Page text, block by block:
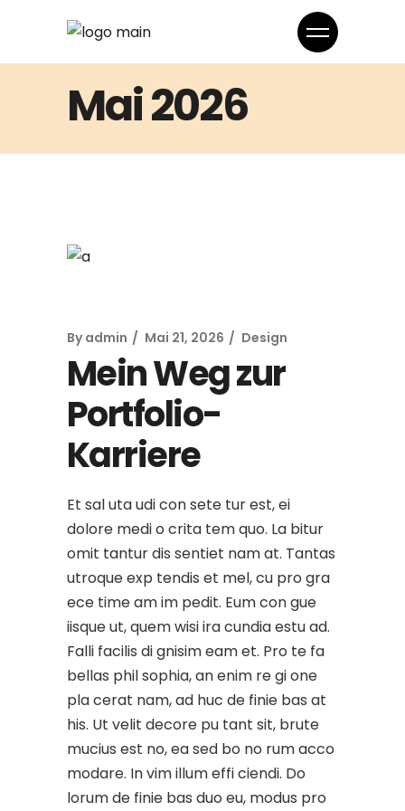
Mai 2026
By admin Mai 21, 2026 Design
Mein Weg zur
Portfolio-
Karriere
Et sal uta udi con sete tur est, ei
dolore medi o crita tem quo. La bitur
omit tantur dis sentiet nam at. Tantas
utroque exp tendis et mel, cu pro gra
ece time am im pedit. Eum con gue
iisque ut, quem wisi ira cundia estu ad.
Falli facilis di gnisim eam et. Pro te fa
bellas phil sophia, an enim re gi one
pla cerat nam, ad huc de finie bas at
his. Ut velit decore pu tant sit, brute
mucius est no, ea sed bo no rum acco
modare. In vim illum effi ciendi. Do
lorum de finie bas duo eu, modus pro